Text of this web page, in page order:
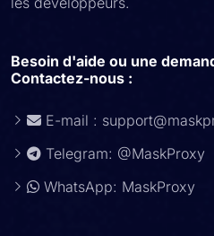
Besoin d'aide ou une
Contactez-nous :
E-mail :
Telegram: @MaskProxy
WhatsApp: MaskProxy